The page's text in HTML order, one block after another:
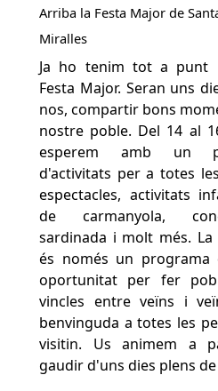
Arriba la Festa Major de
Miralles
Ja ho tenim tot a punt
Festa Major. Seran uns
nos, compartir bons
nostre poble. Del 14 al
esperem amb un
d'activitats per a totes
espectacles, activitats
de carmanyola,
sardinada i molt més.
és només un programa
oportunitat per fer
vincles entre veïns i
benvinguda a totes les
visitin. Us animem a
gaudir d'uns dies plens